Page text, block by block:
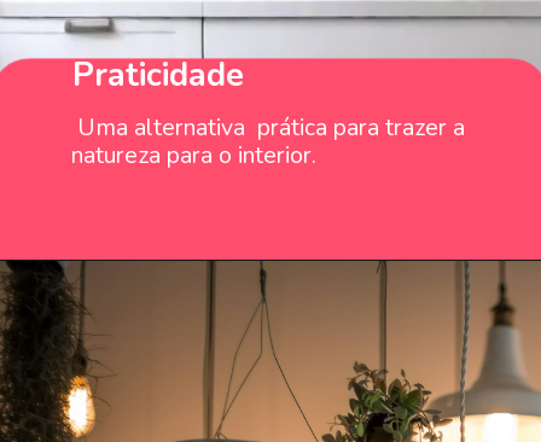
Praticidade
Uma alternativa prática para trazer a
natureza para o interior.